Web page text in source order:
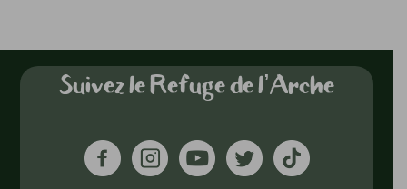
Suivez le Refuge de l’Arche